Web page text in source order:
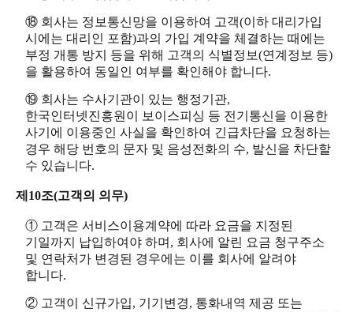
⑱ 회사는 정보통신망을 이용하여 고객(이하 대리가입
시에는 대리인 포함)과의 가입 계약을 체결하는 때에는
부정 개통 방지 등을 위해 고객의 식별정보(연계정보 등)
을 활용하여 동일인 여부를 확인해야 합니다.
⑲ 회사는 수사기관이 있는 행정기관,
한국인터넷진흥원이 보이스피싱 등 전기통신을 이용한
사기에 이용중인 사실을 확인하여 긴급차단을 요청하는
경우 해당 번호의 문자 및 음성전화의 수, 발신을 차단할
수 있습니다.
제10조(고객의 의무)
① 고객은 서비스이용계약에 따라 요금을 지정된
기일까지 납입하여야 하며, 회사에 알린 요금 청구주소
및 연락처가 변경된 경우에는 이를 회사에 알려야
합니다.
② 고객이 신규가입, 기기변경, 통화내역 제공 또는